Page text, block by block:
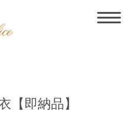
【即納品】